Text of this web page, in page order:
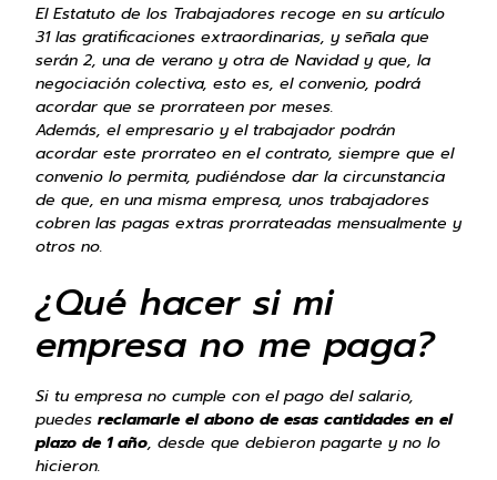
El Estatuto de los Trabajadores recoge en su artículo
31 las gratificaciones extraordinarias, y señala que
serán 2, una de verano y otra de Navidad y que, la
negociación colectiva, esto es, el convenio, podrá
acordar que se prorrateen por meses.
Además, el empresario y el trabajador podrán
acordar este prorrateo en el contrato, siempre que el
convenio lo permita, pudiéndose dar la circunstancia
de que, en una misma empresa, unos trabajadores
cobren las pagas extras prorrateadas mensualmente y
otros no.
¿Qué hacer si mi
empresa no me paga?
Si tu empresa no cumple con el pago del salario,
puedes reclamarle el abono de esas cantidades en el
plazo de 1 año, desde que debieron pagarte y no lo
hicieron.